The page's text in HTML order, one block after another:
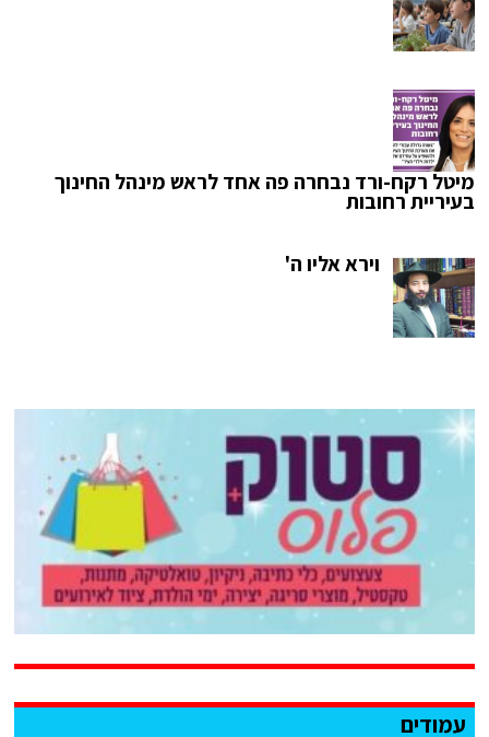
מיטל רקח-ורד נבחרה פה אחד לראש מינהל החינוך
בעיריית רחובות
וירא אליו ה'
עמודים